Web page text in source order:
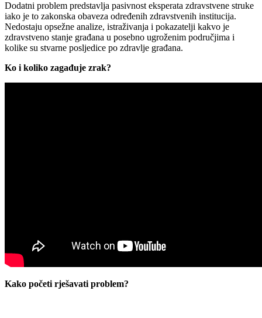
Dodatni problem predstavlja pasivnost eksperata zdravstvene struke
iako je to zakonska obaveza određenih zdravstvenih institucija.
Nedostaju opsežne analize, istraživanja i pokazatelji kakvo je
zdravstveno stanje građana u posebno ugroženim područjima i
kolike su stvarne posljedice po zdravlje građana.
Ko i koliko zagađuje zrak?
Kako početi rješavati problem?